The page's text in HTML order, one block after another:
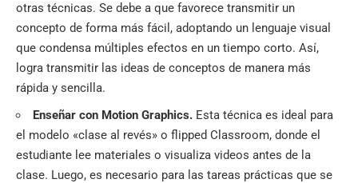
otras técnicas. Se debe a que favorece transmitir un
concepto de forma más fácil, adoptando un lenguaje visual
que condensa múltiples efectos en un tiempo corto. Así,
logra transmitir las ideas de conceptos de manera más
rápida y sencilla.
Enseñar con Motion Graphics. Esta técnica es ideal para
el modelo «clase al revés» o flipped Classroom, donde el
estudiante lee materiales o visualiza videos antes de la
clase. Luego, es necesario para las tareas prácticas que se